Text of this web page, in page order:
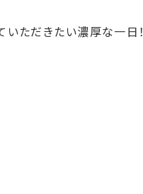
ただきたい濃厚な一日！